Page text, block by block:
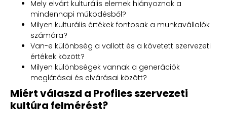
Mely elvárt kulturális elemek hiányoznak a
mindennapi működésből?
Milyen kulturális értékek fontosak a munkavállalók
számára?
Van-e különbség a vallott és a követett szervezeti
értékek között?
Milyen különbségek vannak a generációk
meglátásai és elvárásai között?
Miért válaszd a Profiles szervezeti
kultúra felmérést?